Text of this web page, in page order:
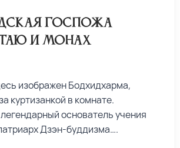
госпожа
и монах
изображен Бодхидхарма,
куртизанкой в комнате.
основатель учения
Дзэн-буддизма….